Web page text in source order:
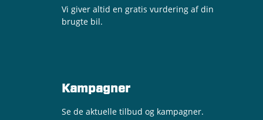
Vi giver altid en gratis vurdering af din
brugte bil.
Kampagner
Se de aktuelle tilbud og kampagner.